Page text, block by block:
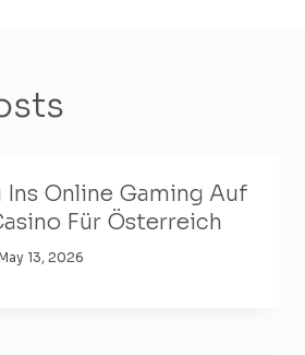
Online Gaming Auf
Für Österreich
13, 2026